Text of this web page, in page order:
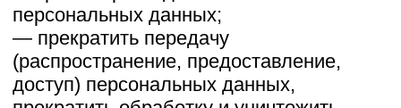
5.4. Обработке подлежат только
персональные данные, которые
отвечают целям их обработки.
5.5. Содержание и объем
обрабатываемых персональных данных
соответствуют заявленным целям